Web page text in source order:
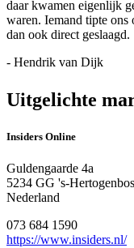
daar kwamen eigenlijk
waren. Iemand tipte
dan ook direct geslaagd.
- Hendrik van Dijk
Uitgelichte
Insiders Online
Guldengaarde 4a
5234 GG 's-
Nederland
073 684 1590
https://www.insiders.nl/